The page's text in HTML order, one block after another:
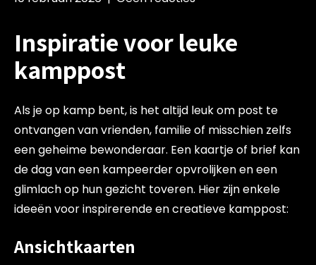
Inspiratie voor leuke
kamppost
Als je op kamp bent, is het altijd leuk om post te
ontvangen van vrienden, familie of misschien zelfs
een geheime bewonderaar. Een kaartje of brief kan
de dag van een kampeerder opvrolijken en een
glimlach op hun gezicht toveren. Hier zijn enkele
ideeën voor inspirerende en creatieve kamppost:
Ansichtkaarten